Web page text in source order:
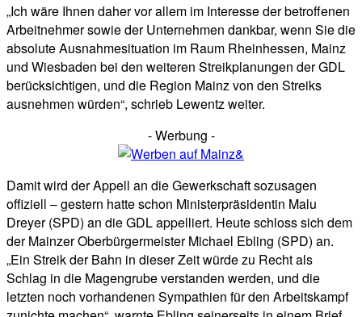
„Ich wäre Ihnen daher vor allem im Interesse der betroffenen
Arbeitnehmer sowie der Unternehmen dankbar, wenn Sie die
absolute Ausnahmesituation im Raum Rheinhessen, Mainz
und Wiesbaden bei den weiteren Streikplanungen der GDL
berücksichtigen, und die Region Mainz von den Streiks
ausnehmen würden“, schrieb Lewentz weiter.
- Werbung -
Damit wird der Appell an die Gewerkschaft sozusagen
offiziell – gestern hatte schon Ministerpräsidentin Malu
Dreyer (SPD) an die GDL appelliert. Heute schloss sich dem
der Mainzer Oberbürgermeister Michael Ebling (SPD) an.
„Ein Streik der Bahn in dieser Zeit würde zu Recht als
Schlag in die Magengrube verstanden werden, und die
letzten noch vorhandenen Sympathien für den Arbeitskampf